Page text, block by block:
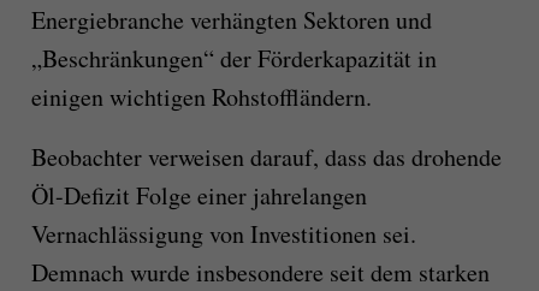
Energiebranche verhängten Sektoren und
„Beschränkungen“ der Förderkapazität in
einigen wichtigen Rohstoffländern.
Beobachter verweisen darauf, dass das drohende
Öl-Defizit Folge einer jahrelangen
Vernachlässigung von Investitionen sei.
Demnach wurde insbesondere seit dem starken